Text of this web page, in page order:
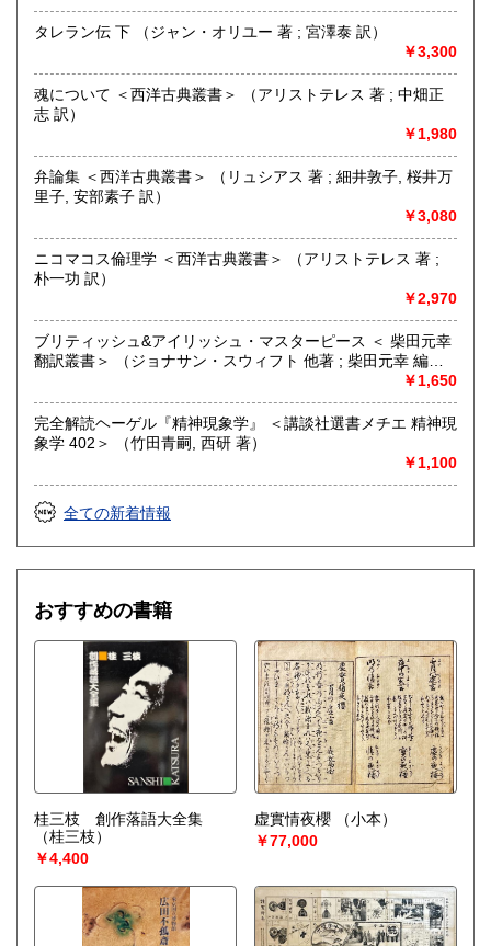
タレラン伝 下 （ジャン・オリユー 著 ; 宮澤泰 訳）
￥3,300
魂について ＜西洋古典叢書＞ （アリストテレス 著 ; 中畑正
志 訳）
￥1,980
弁論集 ＜西洋古典叢書＞ （リュシアス 著 ; 細井敦子, 桜井万
里子, 安部素子 訳）
￥3,080
ニコマコス倫理学 ＜西洋古典叢書＞ （アリストテレス 著 ;
朴一功 訳）
￥2,970
ブリティッシュ&アイリッシュ・マスターピース ＜ 柴田元幸
翻訳叢書＞ （ジョナサン・スウィフト 他著 ; 柴田元幸 編
￥1,650
完全解読ヘーゲル『精神現象学』 ＜講談社選書メチエ 精神現
象学 402＞ （竹田青嗣, 西研 著）
￥1,100
全ての新着情報
おすすめの書籍
桂三枝 創作落語大全集
（桂三枝）
￥4,400
虚實情夜櫻
（小本）
￥77,000